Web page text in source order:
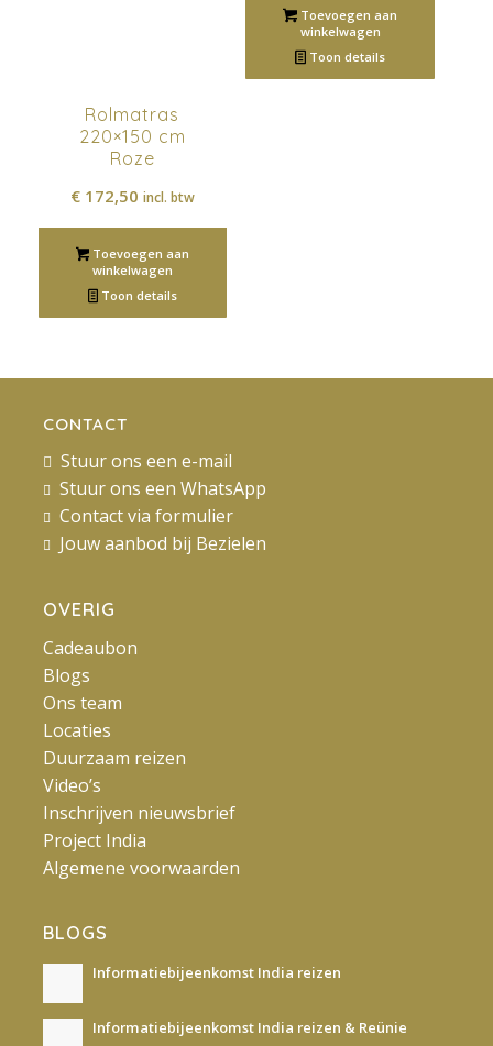
Toevoegen aan
winkelwagen
Toon details
Rolmatras
220×150 cm
Roze
€172,50 incl. btw
Toevoegen aan
winkelwagen
Toon details
CONTACT
Stuur ons een e-mail
Stuur ons een WhatsApp
Contact via formulier
Jouw aanbod bij Bezielen
OVERIG
Cadeaubon
Blogs
Ons team
Locaties
Duurzaam reizen
Video’s
Inschrijven nieuwsbrief
Project India
Algemene voorwaarden
BLOGS
Informatiebijeenkomst India reizen
Informatiebijeenkomst India reizen & Reünie